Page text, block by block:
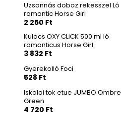
Uzsonnás doboz rekesszel Ló
romantic Horse Girl
2 250 Ft
Kulacs OXY CLiCK 500 ml ló
romanticus Horse Girl
3 832 Ft
Gyerekolló Foci
528 Ft
Iskolai tok etue JUMBO Ombre
Green
4 720 Ft